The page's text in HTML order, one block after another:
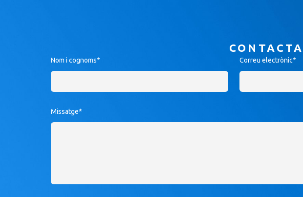
Leave
this
Nom i cognoms* Correu electrònic*
Missatge*